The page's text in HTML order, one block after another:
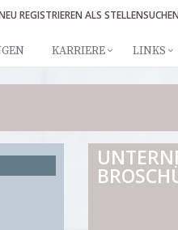
REGISTRIEREN ALS
KARRIERE LINKS